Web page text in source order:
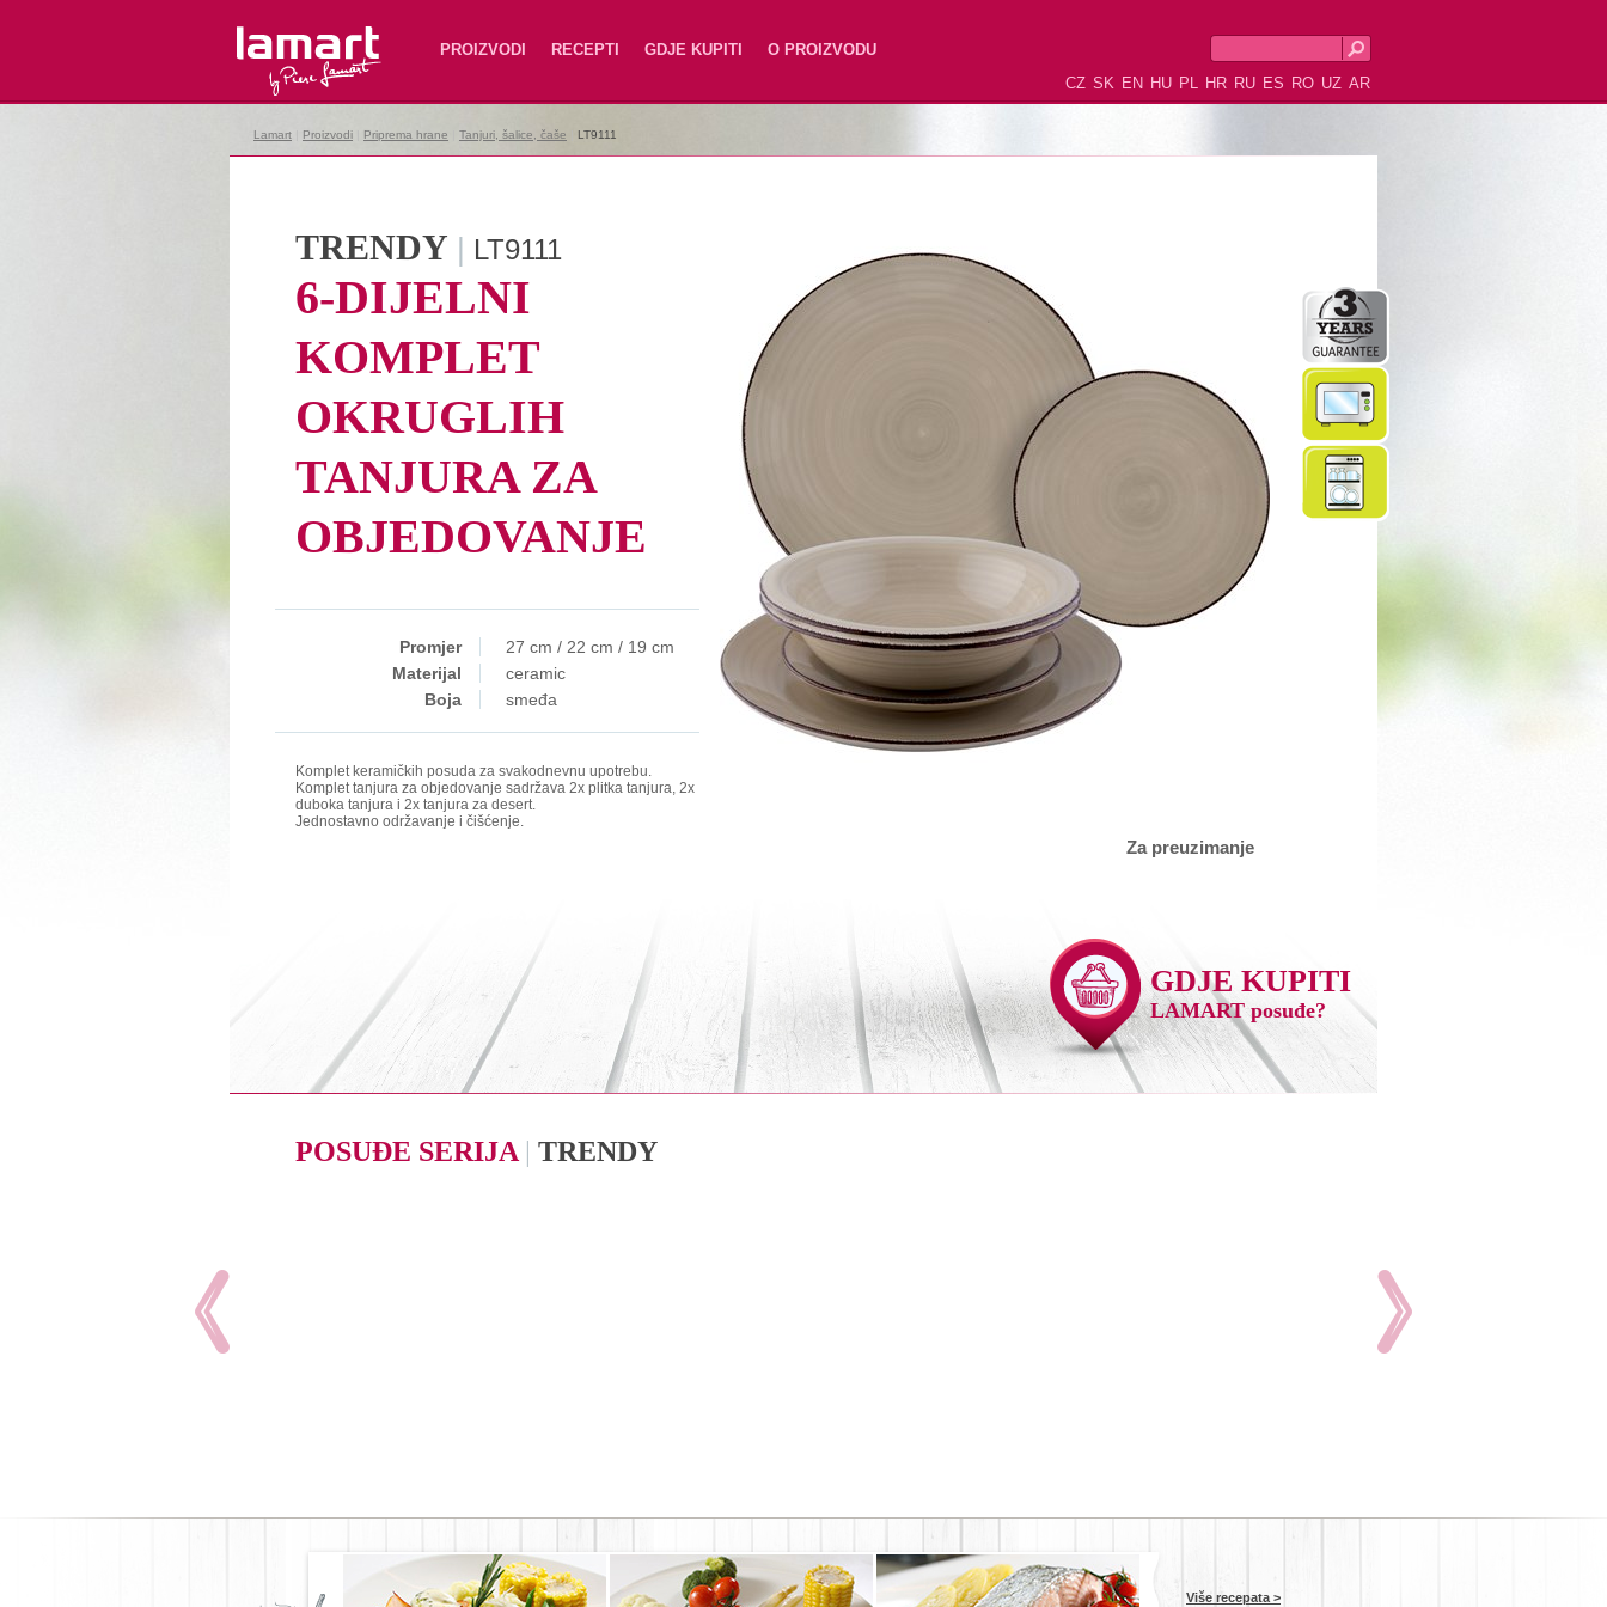
Lamart PROIZVODI RECEPTI GDJE KUPITI
O PROIZVODU
CZ SK EN HU PL HR RU ES RO UZ AR
Lamart Proizvodi Priprema hrane Tanjuri, šalice, čaše LT9111
Za preuzimanje
TRENDY | LT9111
6-DIJELNI
KOMPLET
OKRUGLIH
TANJURA ZA
OBJEDOVANJE
Promjer
27 cm / 22 cm / 19 cm
Materijal
ceramic
Boja
smeđa
Komplet keramičkih posuda za svakodnevnu upotrebu.
Komplet tanjura za objedovanje sadržava 2x plitka tanjura, 2x
duboka tanjura i 2x tanjura za desert.
Jednostavno održavanje i čišćenje.
GDJE KUPITI
LAMART posuđe?
POSUĐE SERIJA | TRENDY
Više recepata >